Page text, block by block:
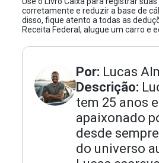
corretamente e reduzir a base de
disso, fique atento a todas as
Receita Federal, alugue um carro e
Por: Lucas
Descrição:
tem 25 anos
apaixonado
desde
do universo